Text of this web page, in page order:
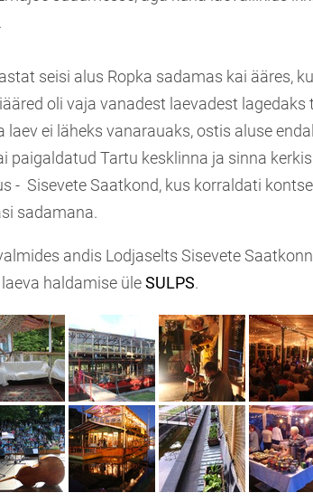
seisi alus Ropka sadamas kai ääres,
oli vaja vanadest laevadest lagedaks
laev ei läheks vanarauaks, ostis aluse
paigaldatud Tartu kesklinna ja sinna
- Sisevete Saatkond, kus korraldati
sadamana.
andis Lodjaselts Sisevete
haldamise üleSULPS.